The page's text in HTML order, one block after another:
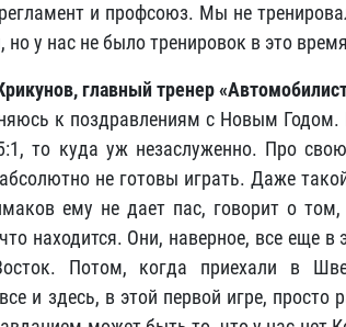
и профсоюз. Мы не
у нас не было тренировок в это
главный тренер
к поздравлениям с Новым Годом.
то куда уж незаслуженно. Про
не готовы играть. Даже
ему не дает пас, говорит о
находится. Они, наверное, все еще
Потом, когда приехали в
и здесь, в этой первой игре,